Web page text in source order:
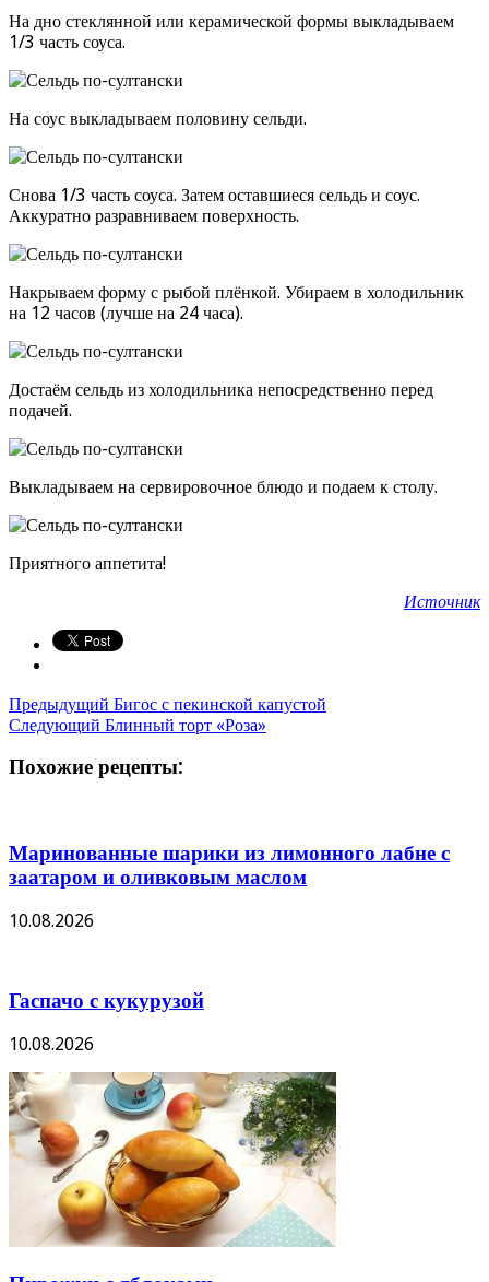
На дно стеклянной или керамической формы выкладываем
1/3 часть соуса.
На соус выкладываем половину сельди.
Снова 1/3 часть соуса. Затем оставшиеся сельдь и соус.
Аккуратно разравниваем поверхность.
Накрываем форму с рыбой плёнкой. Убираем в холодильник
на 12 часов (лучше на 24 часа).
Достаём сельдь из холодильника непосредственно перед
подачей.
Выкладываем на сервировочное блюдо и подаем к столу.
Приятного аппетита!
Источник
Предыдущий Бигос с пекинской капустой
Следующий Блинный торт «Роза»
Похожие рецепты:
Маринованные шарики из лимонного лабне с
заатаром и оливковым маслом
10.08.2026
Гаспачо с кукурузой
10.08.2026